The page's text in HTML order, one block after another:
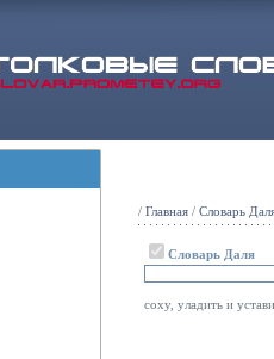
/ Главная / Словарь
Словарь Даля
соху, уладить и